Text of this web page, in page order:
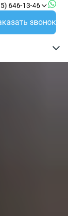
646-13-46
звонок